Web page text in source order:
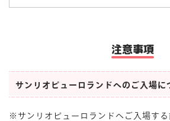
注意事項
サンリオピューロランドへのご入場に
※サンリオピューロランドへご入場す